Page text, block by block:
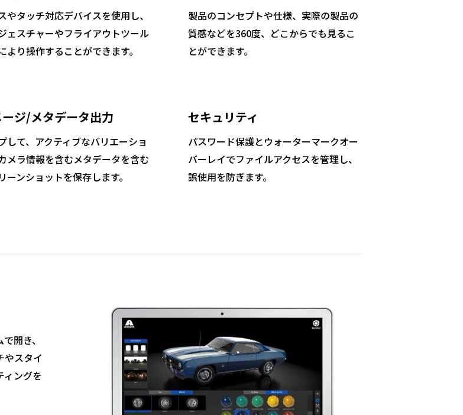
やタッチ対応デバイスを使用し、
ェスチャーやフライアウトツール
より操作することができます。
製品のコンセプトや仕様、実際の製品の
質感などを360度、どこからでも見るこ
とができます。
ジ/メタデータ出力
して、アクティブなバリエーショ
メラ情報を含むメタデータを含む
ーンショットを保存します。
セキュリティ
パスワード保護とウォーターマークオー
バーレイでファイルアクセスを管理し、
誤使用を防ぎます。
開き、
やスタイ
ィングを